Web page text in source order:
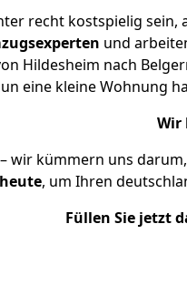
recht kostspielig sein,
und
Hildesheim nach
eine kleine Wohnung
Wir
wir kümmern uns
heute, um Ihren
Füllen Sie jetzt